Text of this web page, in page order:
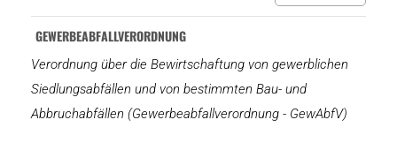
GEWERBEABFALLVERORDNUNG
Verordnung über die Bewirtschaftung von gewerblichen
Siedlungsabfällen und von bestimmten Bau- und
Abbruchabfällen (Gewerbeabfallverordnung - GewAbfV)